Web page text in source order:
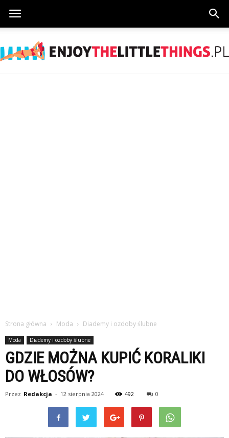
Strona główna Moda Diademy i ozdoby ślubne
Moda Diademy i ozdoby ślubne
GDZIE MOŻNA KUPIĆ KORALIKI
DO WŁOSÓW?
Przez Redakcja - 12 sierpnia 2024 492 0